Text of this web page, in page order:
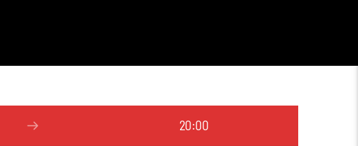
20:00